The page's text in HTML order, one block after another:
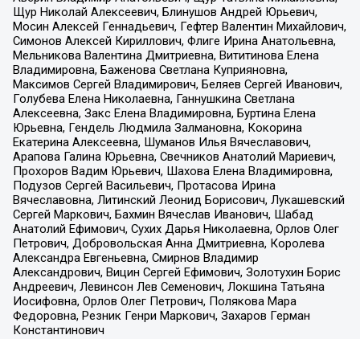
Щур Николай Алексеевич, Блинушов Андрей Юрьевич,
Мосин Алексей Геннадьевич, Гефтер Валентин Михайлович,
Симонов Алексей Кириллович, Флиге Ирина Анатольевна,
Мельникова Валентина Дмитриевна, Вититинова Елена
Владимировна, Баженова Светлана Куприяновна,
Максимов Сергей Владимирович, Беляев Сергей Иванович,
Голубева Елена Николаевна, Ганнушкина Светлана
Алексеевна, Закс Елена Владимировна, Буртина Елена
Юрьевна, Гендель Людмила Залмановна, Кокорина
Екатерина Алексеевна, Шуманов Илья Вячеславович,
Арапова Галина Юрьевна, Свечников Анатолий Мариевич,
Прохоров Вадим Юрьевич, Шахова Елена Владимировна,
Подузов Сергей Васильевич, Протасова Ирина
Вячеславовна, Литинский Леонид Борисович, Лукашевский
Сергей Маркович, Бахмин Вячеслав Иванович, Шабад
Анатолий Ефимович, Сухих Дарья Николаевна, Орлов Олег
Петрович, Добровольская Анна Дмитриевна, Королева
Александра Евгеньевна, Смирнов Владимир
Александрович, Вицин Сергей Ефимович, Золотухин Борис
Андреевич, Левинсон Лев Семенович, Локшина Татьяна
Иосифовна, Орлов Олег Петрович, Полякова Мара
Федоровна, Резник Генри Маркович, Захаров Герман
Константинович